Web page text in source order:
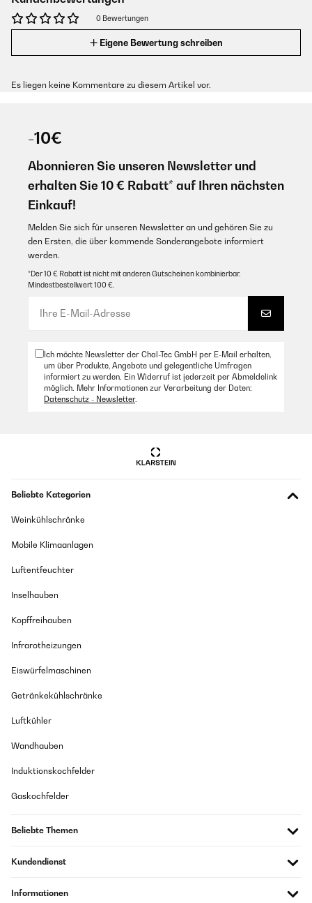
0 Bewertungen
Eigene Bewertung schreiben
Es liegen keine Kommentare zu diesem Artikel vor.
-10€
Abonnieren Sie unseren Newsletter und
erhalten Sie 10 € Rabatt* auf Ihren nächsten
Einkauf!
Melden Sie sich für unseren Newsletter an und gehören Sie zu
den Ersten, die über kommende Sonderangebote informiert
werden.
*Der 10 € Rabatt ist nicht mit anderen Gutscheinen kombinierbar.
Mindestbestellwert 100 €.
Ich möchte Newsletter der Chal-Tec GmbH per E-Mail erhalten,
um über Produkte, Angebote und gelegentliche Umfragen
informiert zu werden. Ein Widerruf ist jederzeit per Abmeldelink
möglich. Mehr Informationen zur Verarbeitung der Daten:
Datenschutz - Newsletter.
Beliebte Kategorien
Weinkühlschränke
Mobile Klimaanlagen
Luftentfeuchter
Inselhauben
Kopffreihauben
Infrarotheizungen
Eiswürfelmaschinen
Getränkekühlschränke
Luftkühler
Wandhauben
Induktionskochfelder
Gaskochfelder
Beliebte Themen
Kundendienst
Informationen